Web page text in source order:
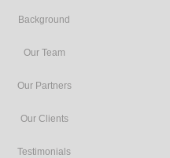
Background
Our Team
Our Partners
Our Clients
Testimonials